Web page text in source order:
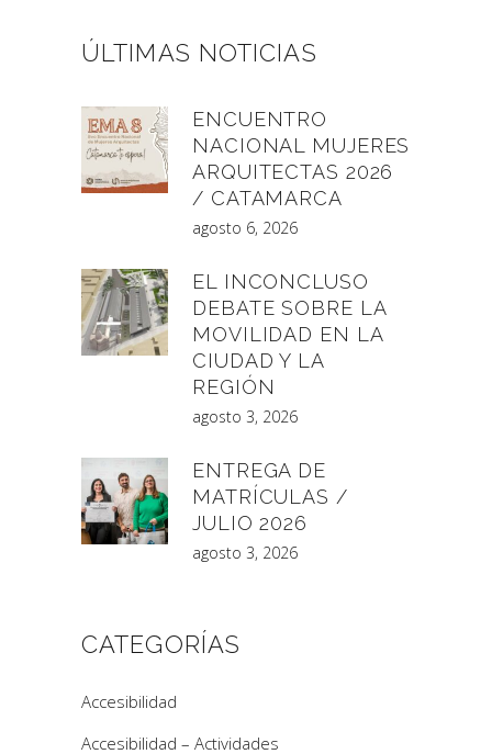
ÚLTIMAS NOTICIAS
ENCUENTRO
NACIONAL MUJERES
ARQUITECTAS 2026
/ CATAMARCA
agosto 6, 2026
EL INCONCLUSO
DEBATE SOBRE LA
MOVILIDAD EN LA
CIUDAD Y LA
REGIÓN
agosto 3, 2026
ENTREGA DE
MATRÍCULAS /
JULIO 2026
agosto 3, 2026
CATEGORÍAS
Accesibilidad
Accesibilidad – Actividades